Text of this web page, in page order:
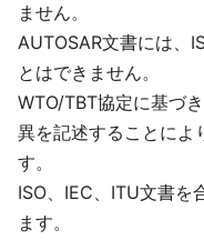
ません。
AUTOSAR文書には、
とはできません。
WTO/TBT協定に基づ
異を記述することによ
す。
ISO、IEC、ITU文書を
ます。